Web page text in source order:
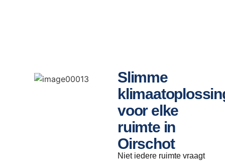
Slimme
voor elke
ruimte in
Oirschot
Niet iedere ruimte vraagt